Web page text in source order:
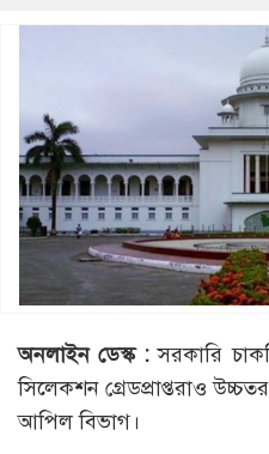
অনলাইন ডেস্ক :সরকারি
সিলেকশন গ্রেডপ্রাপ্তরাও
আপিল বিভাগ।